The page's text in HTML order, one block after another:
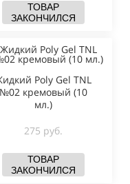
ТОВАР
ЗАКОНЧИЛСЯ
Poly Gel TNL
№02 кремовый (10
мл.)
275 руб.
ТОВАР
ЗАКОНЧИЛСЯ